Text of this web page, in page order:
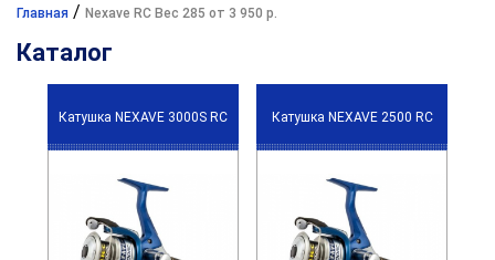
Главная / Nexave RC Вес 285 от 3 950 р.
Каталог
Катушка NEXAVE 3000S RC Катушка NEXAVE 2500 RC